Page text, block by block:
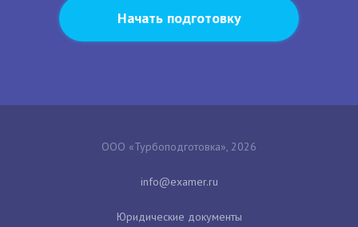
Начать подготовку
ООО «Турбоподготовка», 2026
Юридические документы